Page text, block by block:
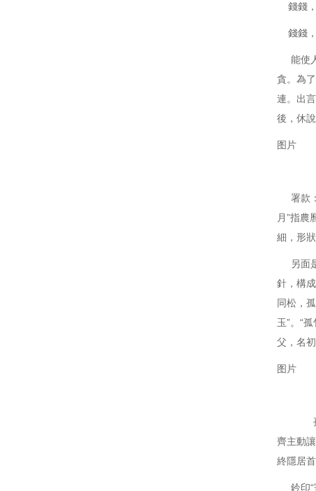
錢錢，
錢錢，
能使人
貪。為
連。出
後，休
图片
署款：
月”指農
細，形
另面是
針，構
同松，
玉”。“
父，名
图片
孤竹君
齊主動
終隱居
鈐印“